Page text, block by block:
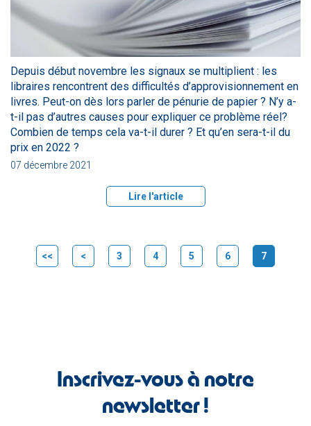
Depuis début novembre les signaux se multiplient : les
libraires rencontrent des difficultés d’approvisionnement en
livres. Peut-on dès lors parler de pénurie de papier ? N’y a-
t-il pas d’autres causes pour expliquer ce problème réel?
Combien de temps cela va-t-il durer ? Et qu’en sera-t-il du
prix en 2022 ?
07 décembre 2021
Lire l'article
<< < 3 4 5 6 7(current)
Inscrivez-vous à notre
newsletter !